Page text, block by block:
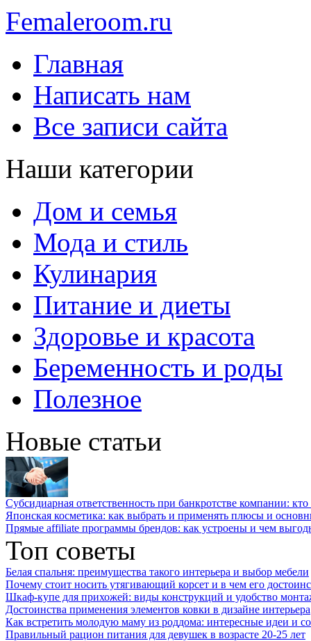
Femaleroom.ru
Главная
Написать нам
Все записи сайта
Наши категории
Дом и семья
Мода и стиль
Кулинария
Питание и диеты
Здоровье и красота
Беременность и роды
Полезное
Новые статьи
Субсидиарная ответственность при банкротстве компании: кто
Японская косметика: как выбрать и применять плюсы и
Прямые affiliate программы брендов: как устроены и чем
Топ советы
Белая спальня: преимущества такого интерьера и выбор мебели
Почему стоит носить утягивающий корсет и в чем его
Шкаф-купе для прихожей: виды конструкций и удобство
Достоинства применения элементов ковки в дизайне интерьера
Как встретить молодую маму из роддома: интересные идеи и
Правильный рацион питания для девушек в возрасте 20-25 лет